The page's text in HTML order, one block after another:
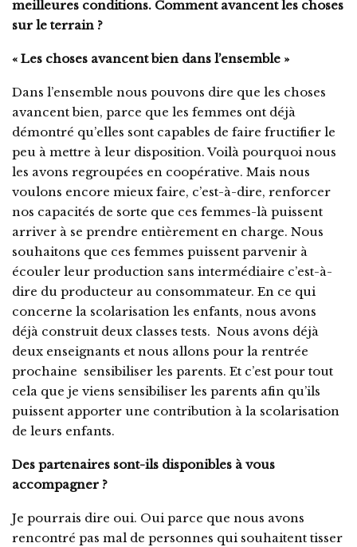
meilleures conditions. Comment avancent les choses
sur le terrain ?
« Les choses avancent bien dans l’ensemble »
Dans l’ensemble nous pouvons dire que les choses
avancent bien, parce que les femmes ont déjà
démontré qu’elles sont capables de faire fructifier le
peu à mettre à leur disposition. Voilà pourquoi nous
les avons regroupées en coopérative. Mais nous
voulons encore mieux faire, c’est-à-dire, renforcer
nos capacités de sorte que ces femmes-là puissent
arriver à se prendre entièrement en charge. Nous
souhaitons que ces femmes puissent parvenir à
écouler leur production sans intermédiaire c’est-à-
dire du producteur au consommateur. En ce qui
concerne la scolarisation les enfants, nous avons
déjà construit deux classes tests. Nous avons déjà
deux enseignants et nous allons pour la rentrée
prochaine sensibiliser les parents. Et c’est pour tout
cela que je viens sensibiliser les parents afin qu’ils
puissent apporter une contribution à la scolarisation
de leurs enfants.
Des partenaires sont-ils disponibles à vous
accompagner ?
Je pourrais dire oui. Oui parce que nous avons
rencontré pas mal de personnes qui souhaitent tisser